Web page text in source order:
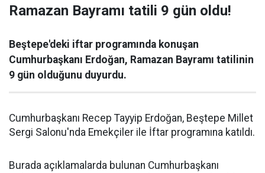
Ramazan Bayramı tatili 9 gün oldu!
Beştepe'deki iftar programında konuşan
Cumhurbaşkanı Erdoğan, Ramazan Bayramı tatilinin
9 gün olduğunu duyurdu.
Cumhurbaşkanı Recep Tayyip Erdoğan, Beştepe Millet
Sergi Salonu'nda Emekçiler ile İftar programına katıldı.
Burada açıklamalarda bulunan Cumhurbaşkanı